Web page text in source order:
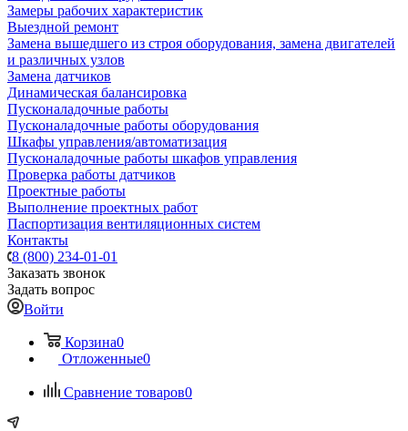
Замеры рабочих характеристик
Выездной ремонт
Замена вышедшего из строя оборудования, замена двигателей
и различных узлов
Замена датчиков
Динамическая балансировка
Пусконаладочные работы
Пусконаладочные работы оборудования
Шкафы управления/автоматизация
Пусконаладочные работы шкафов управления
Проверка работы датчиков
Проектные работы
Выполнение проектных работ
Паспортизация вентиляционных систем
Контакты
8 (800) 234-01-01
Заказать звонок
Задать вопрос
Войти
Корзина0
Отложенные0
Сравнение товаров0